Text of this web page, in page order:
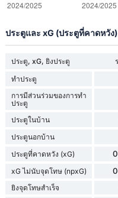
ประตูและ xG (ประตูที่คาดหวัง)
ประตู, xG, ยิงประตู
ทำประตู
การมีส่วนร่วมของการทำ
ประตู
ประตูในบ้าน
ประตูนอกบ้าน
ประตูที่คาดหวัง (xG)
xG ไม่นับจุดโทษ (npxG)
ยิงจุดโทษสำเร็จ